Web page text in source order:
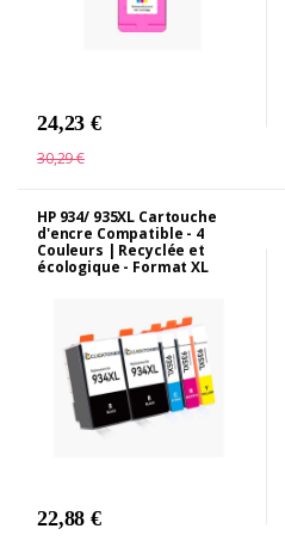
24,23 €
30,29 €
HP 934/ 935XL Cartouche
d'encre Compatible - 4
Couleurs | Recyclée et
écologique - Format XL
22,88 €